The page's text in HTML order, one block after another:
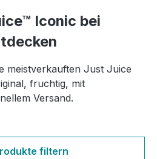
Iconic bei
meistverkauften Just Juice
fruchtig, mit
Versand.
filtern